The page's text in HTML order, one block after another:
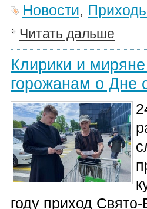
Новости,
Читать дальше
Клирики и
горожанам о Дне
году приход